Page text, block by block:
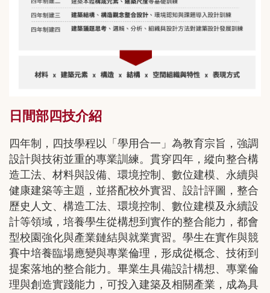
日間部四技介紹
四年制，四技學程以「學用合一」為教育宗旨，強調
設計與技術並重的專業訓練。貫穿四年，縱向整合構
造工法、材料與設備、環境控制、數位建模、永續與
健康建築等主題，並搭配校外實習、設計評圖，整合
歷史人文、構造工法、環境控制、數位建模及永續設
計等領域，培養學生從構想到實作的整合能力，都會
型校園強化與產業鏈結與就業實習。學生在實作與競
賽中培養臨場應變與專業倫理，形成從概念、技術到
提案落地的整合能力。畢業生具備設計構想、專業倫
理與創造實踐能力，可投入建築及相關產業，成為具